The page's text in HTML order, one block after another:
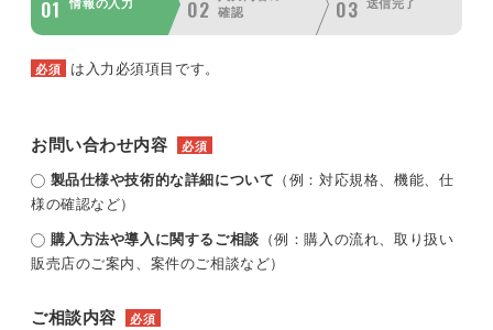
01 情報の入力 02
確認
03 送信完了
必須 は入力必須項目です。
お問い合わせ内容 必須
製品仕様や技術的な詳細について （例：対応規格、機能、仕
様の確認など）
購入方法や導入に関するご相談 （例：購入の流れ、取り扱い
販売店のご案内、案件のご相談など）
ご相談内容 必須